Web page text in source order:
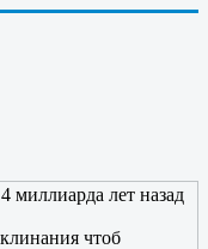
этот сайт не
кроме
миллиарда лет назад
чтоб